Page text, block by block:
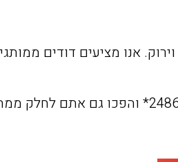
אנו מציעים דודים
התהליך עם סולרית כולל שירות אמין, מגוון רחב של אפשרויות ותשומת לב מיוחדת לדרישות שלכם.